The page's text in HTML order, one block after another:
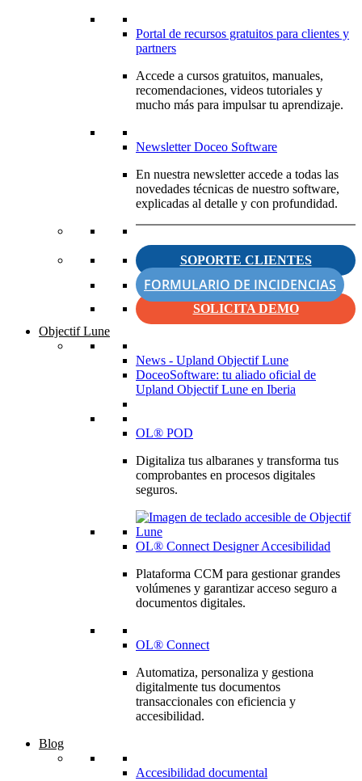
Portal de recursos gratuitos para clientes y
partners
Accede a cursos gratuitos, manuales,
recomendaciones, videos tutoriales y
mucho más para impulsar tu aprendizaje.
Newsletter Doceo Software
En nuestra newsletter accede a todas las
novedades técnicas de nuestro software,
explicadas al detalle y con profundidad.
SOPORTE CLIENTES
FORMULARIO DE INCIDENCIAS
SOLICITA DEMO
Objectif Lune
News - Upland Objectif Lune
DoceoSoftware: tu aliado oficial de
Upland Objectif Lune en Iberia
OL® POD
Digitaliza tus albaranes y transforma tus
comprobantes en procesos digitales
seguros.
OL® Connect Designer Accesibilidad
Plataforma CCM para gestionar grandes
volúmenes y garantizar acceso seguro a
documentos digitales.
OL® Connect
Automatiza, personaliza y gestiona
digitalmente tus documentos
transaccionales con eficiencia y
accesibilidad.
Blog
Accesibilidad documental